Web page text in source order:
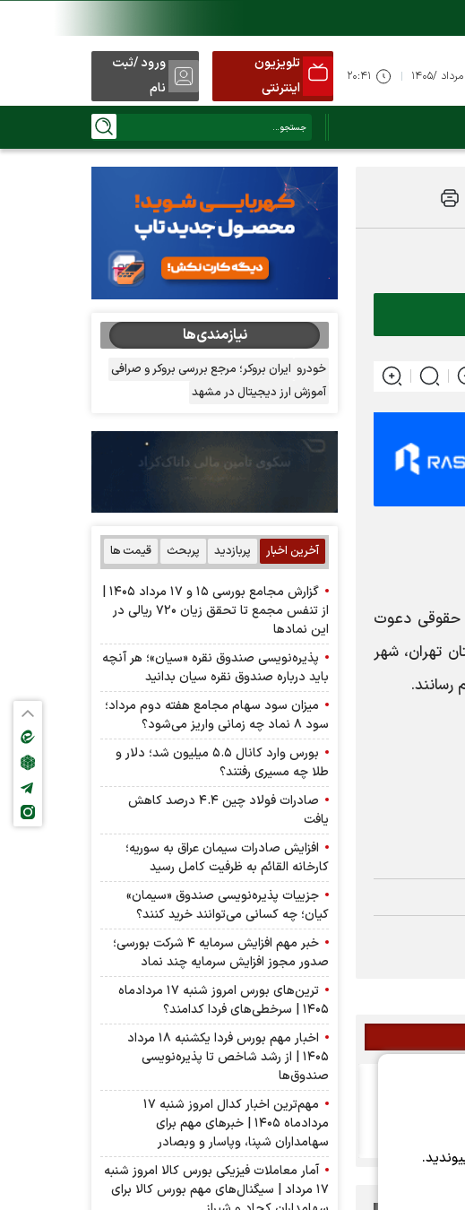
اینجا گوش کنید
کنید)
تلویزیون
اینترنتی
ورود /ثبت
نام
حقوقی دعوت
شرکت که در ساعت ۱۰:۰۰ روز یکشنبه مورخ ۱۴۰۳/۰۹/۱۱ در استان تهران، شهر
خکار به مجمع می رود
نیازمندی‌ها
خودرو ایران بروکر؛ مرجع بررسی بروکر و صرافی
آموزش ارز دیجیتال در مشهد
آخرین اخبار پربازدید پربحث قیمت ها
گزارش مجامع بورسی ۱۵ و ۱۷ مرداد ۱۴۰۵ |
از تنفس مجمع تا تحقق زیان ۷۲۰ ریالی در
این نماد‌ها
پذیره‌نویسی صندوق نقره «سیان»؛ هر آنچه
باید درباره صندوق نقره سیان بدانید
میزان سود سهام مجامع هفته دوم مرداد؛
سود ۸ نماد چه زمانی واریز می‌شود؟
بورس وارد کانال ۵.۵ میلیون شد؛ دلار و
طلا چه مسیری رفتند؟
صادرات فولاد چین ۴.۴ درصد کاهش
یافت
افزایش صادرات سیمان عراق به سوریه؛
کارخانه القائم به ظرفیت کامل رسید
جزییات پذیره‌نویسی صندوق «سیمان»
کیان؛ چه کسانی می‌توانند خرید کنند؟
خبر مهم افزایش سرمایه ۴ شرکت بورسی؛
صدور مجوز افزایش سرمایه چند نماد
ترین‌های بورس امروز شنبه ۱۷ مردادماه
۱۴۰۵ | سرخطی‌های فردا کدامند؟
اخبار مهم بورس فردا یکشنبه ۱۸ مرداد
۱۴۰۵ | از رشد شاخص تا پذیره‌نویسی
صندوق‌ها
مهم‌ترین اخبار کدال امروز شنبه ۱۷
مردادماه ۱۴۰۵ | خبرهای مهم برای
سهامداران شپنا، وپاسار و وبصادر
آمار معاملات فیزیکی بورس کالا امروز شنبه
۱۷ مرداد | سیگنال‌های مهم بورس کالا برای